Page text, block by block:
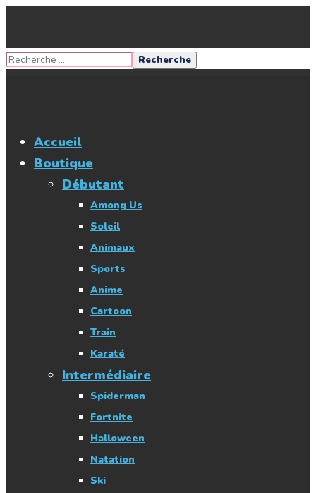
Accueil
Boutique
Débutant
Among Us
Soleil
Animaux
Sports
Anime
Cartoon
Train
Karaté
Intermédiaire
Spiderman
Fortnite
Halloween
Natation
Ski